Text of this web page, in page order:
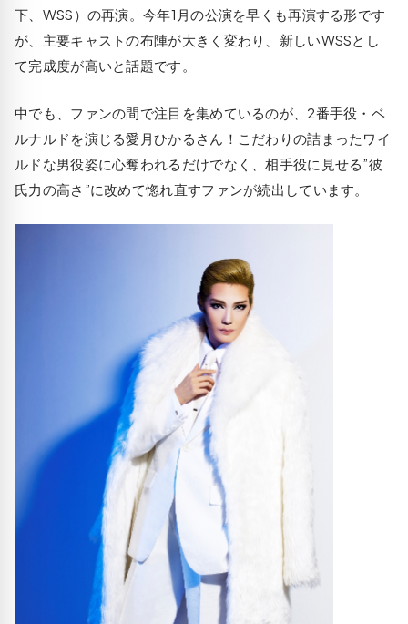
下、WSS）の再演。今年1月の公演を早くも再演する形です
が、主要キャストの布陣が大きく変わり、新しいWSSとし
て完成度が高いと話題です。
中でも、ファンの間で注目を集めているのが、2番手役・ベ
ルナルドを演じる愛月ひかるさん！こだわりの詰まったワイ
ルドな男役姿に心奪われるだけでなく、相手役に見せる”彼
氏力の高さ”に改めて惚れ直すファンが続出しています。